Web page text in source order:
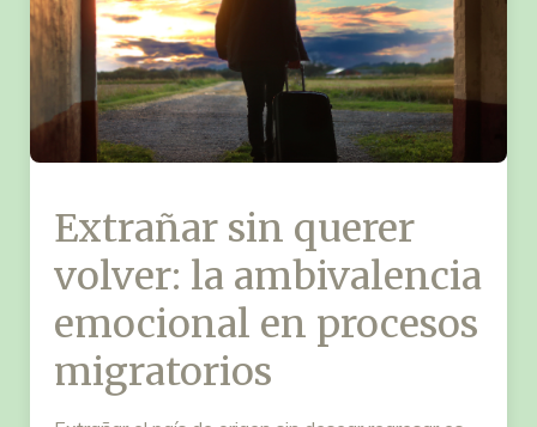
Extrañar sin querer
volver: la ambivalencia
emocional en procesos
migratorios